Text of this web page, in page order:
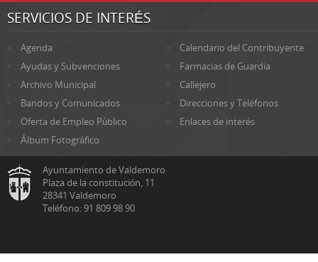
SERVICIOS DE INTERÉS
Agenda
Calendario del Contribuyente
Ayudas y Subvenciones
Farmacias de Guardia
Archivo Municipal
Callejero
Bandos y Comunicados
Direcciones y Teléfonos
Oferta de Empleo Público
Enlaces de interés
Álbum Fotográfico
Ayuntamiento de Valdemoro
Plaza de la constitución, 11
28341 Valdemoro
Teléfono: 91 809 98 90